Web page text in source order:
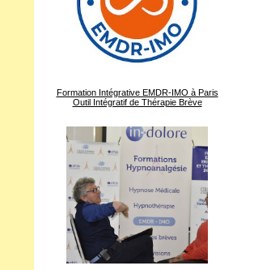
Formation Intégrative EMDR-IMO à Paris
Outil Intégratif de Thérapie Brève